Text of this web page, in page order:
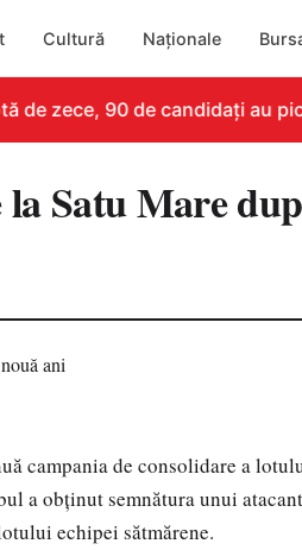
Cultură Naționale
zece, 90 de candidați au
Satu Mare
campania de consolidare a
a obținut semnătura unui
echipei sătmărene.